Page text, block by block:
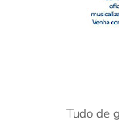
Tudo de